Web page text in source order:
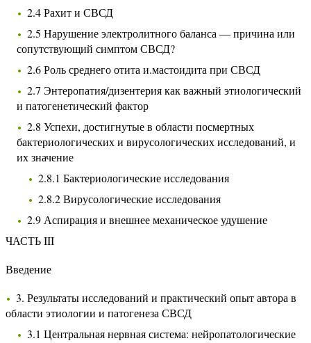
2.4 Рахит и СВСД
2.5 Нарушение электролитного баланса — причина или
сопутствующий симптом СВСД?
2.6 Роль среднего отита и.мастоидита при СВСД
2.7 Энтеропатия/дизентерия как важный этиологический
и патогенетический фактор
2.8 Успехи, достигнутые в области посмертных
бактериологических и вирусологических исследований, и
их значение
2.8.1 Бактериологические исследования
2.8.2 Вирусологические исследования
2.9 Аспирация и внешнее механическое удушение
ЧАСТЬ III
Введение
3. Результаты исследований и практический опыт автора в
области этиологии и патогенеза СВСД
3.1 Центральная нервная система: нейропатологические